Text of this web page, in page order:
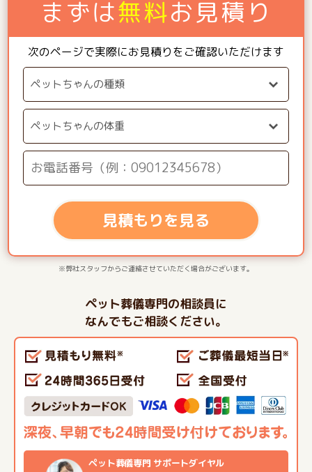
まずは無料お見積り
次のページで実際にお見積りをご確認いただけます
見積もりを見る
※弊社スタッフからご連絡させていただく場合がございます。
ペット葬儀専門の相談員に
なんでもご相談ください。
ペット葬儀専門 サポートダイヤル